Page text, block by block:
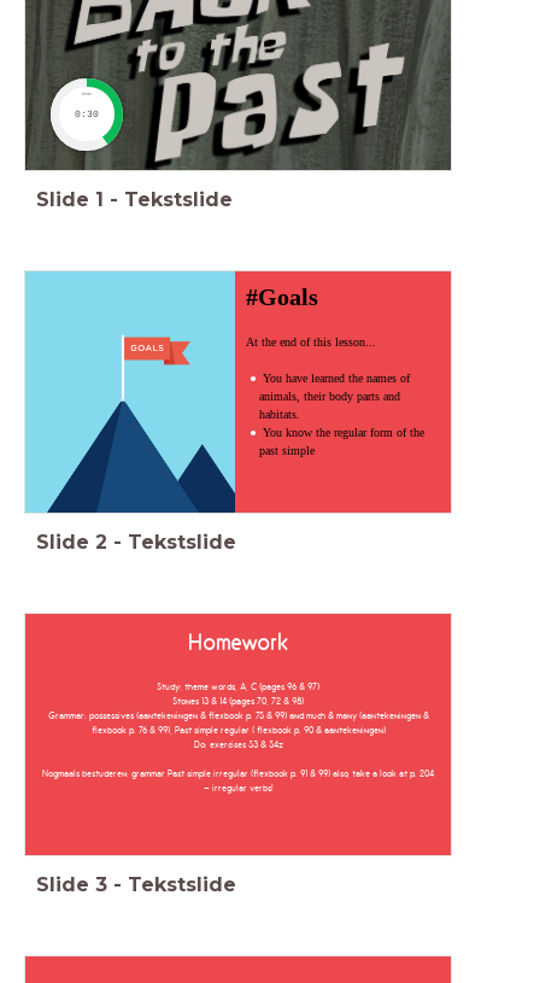
timer
0:30
Slide 1 - Tekstslide
#Goals
At the end of this lesson...
You have learned the names of
animals, their body parts and
habitats.
You know the regular form of the
past simple
Slide 2 - Tekstslide
Homework
Study: theme words, A, C (pages 96 & 97)
Stones 13 & 14 (pages 70, 72 & 98)
Grammar: possessives (aantekeningen & flexbook p. 75 & 99) and much & many (aantekeningen &
flexbook p. 76 & 99), Past simple regular ( flexbook p. 90 & aantekeningen)
Do: exercises 53 & 54z
Nogmaals bestuderen: grammar Past simple irregular (flexbook p. 91 & 99) also, take a look at p. 204
- irregular verbs!
Slide 3 - Tekstslide